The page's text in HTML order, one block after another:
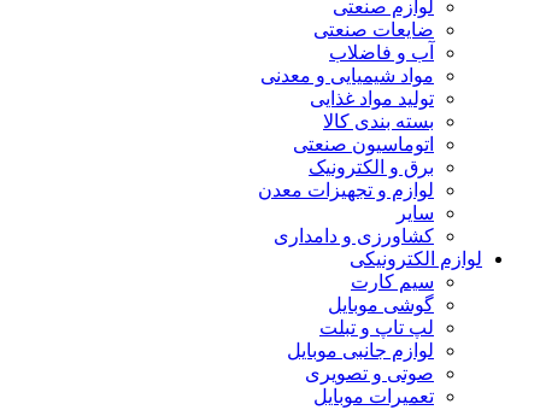
لوازم صنعتی
ضایعات صنعتی
آب و فاضلاب
مواد شیمیایی و معدنی
تولید مواد غذایی
بسته بندی کالا
اتوماسیون صنعتی
برق و الکترونیک
لوازم و تجهیزات معدن
سایر
کشاورزی و دامداری
لوازم الکترونیکی
سیم کارت
گوشی موبایل
لپ تاپ و تبلت
لوازم جانبی موبایل
صوتی و تصویری
تعمیرات موبایل